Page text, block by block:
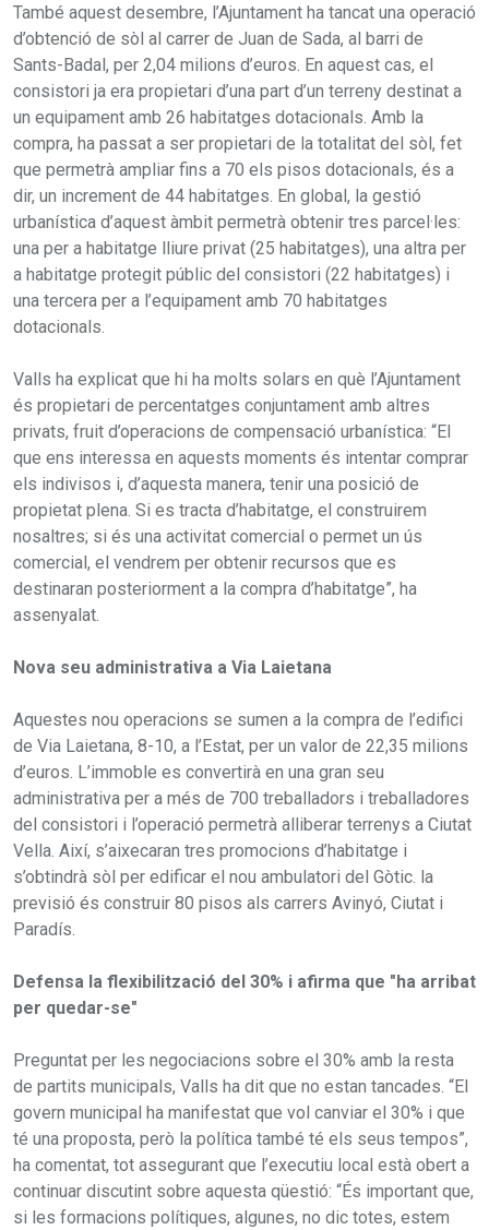
També aquest desembre, l’Ajuntament ha tancat una operació
d’obtenció de sòl al carrer de Juan de Sada, al barri de
Sants-Badal, per 2,04 milions d’euros. En aquest cas, el
consistori ja era propietari d’una part d’un terreny destinat a
un equipament amb 26 habitatges dotacionals. Amb la
compra, ha passat a ser propietari de la totalitat del sòl, fet
que permetrà ampliar fins a 70 els pisos dotacionals, és a
dir, un increment de 44 habitatges. En global, la gestió
urbanística d’aquest àmbit permetrà obtenir tres parcel·les:
una per a habitatge lliure privat (25 habitatges), una altra per
a habitatge protegit públic del consistori (22 habitatges) i
una tercera per a l’equipament amb 70 habitatges
dotacionals.
Valls ha explicat que hi ha molts solars en què l’Ajuntament
és propietari de percentatges conjuntament amb altres
privats, fruit d’operacions de compensació urbanística: “El
que ens interessa en aquests moments és intentar comprar
els indivisos i, d’aquesta manera, tenir una posició de
propietat plena. Si es tracta d’habitatge, el construirem
nosaltres; si és una activitat comercial o permet un ús
comercial, el vendrem per obtenir recursos que es
destinaran posteriorment a la compra d’habitatge”, ha
assenyalat.
Nova seu administrativa a Via Laietana
Aquestes nou operacions se sumen a la compra de l’edifici
de Via Laietana, 8-10, a l’Estat, per un valor de 22,35 milions
d’euros. L’immoble es convertirà en una gran seu
administrativa per a més de 700 treballadors i treballadores
del consistori i l’operació permetrà alliberar terrenys a Ciutat
Vella. Així, s’aixecaran tres promocions d’habitatge i
s’obtindrà sòl per edificar el nou ambulatori del Gòtic. la
previsió és construir 80 pisos als carrers Avinyó, Ciutat i
Paradís.
Defensa la flexibilització del 30% i afirma que "ha arribat
per quedar-se"
Preguntat per les negociacions sobre el 30% amb la resta
de partits municipals, Valls ha dit que no estan tancades. “El
govern municipal ha manifestat que vol canviar el 30% i que
té una proposta, però la política també té els seus tempos”,
ha comentat, tot assegurant que l’executiu local està obert a
continuar discutint sobre aquesta qüestió: “És important que,
si les formacions polítiques, algunes, no dic totes, estem